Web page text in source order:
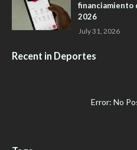
financiamiento
2026
July 31, 2026
Recent in Deportes
Error: No